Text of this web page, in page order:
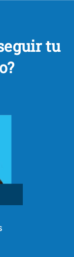
tu